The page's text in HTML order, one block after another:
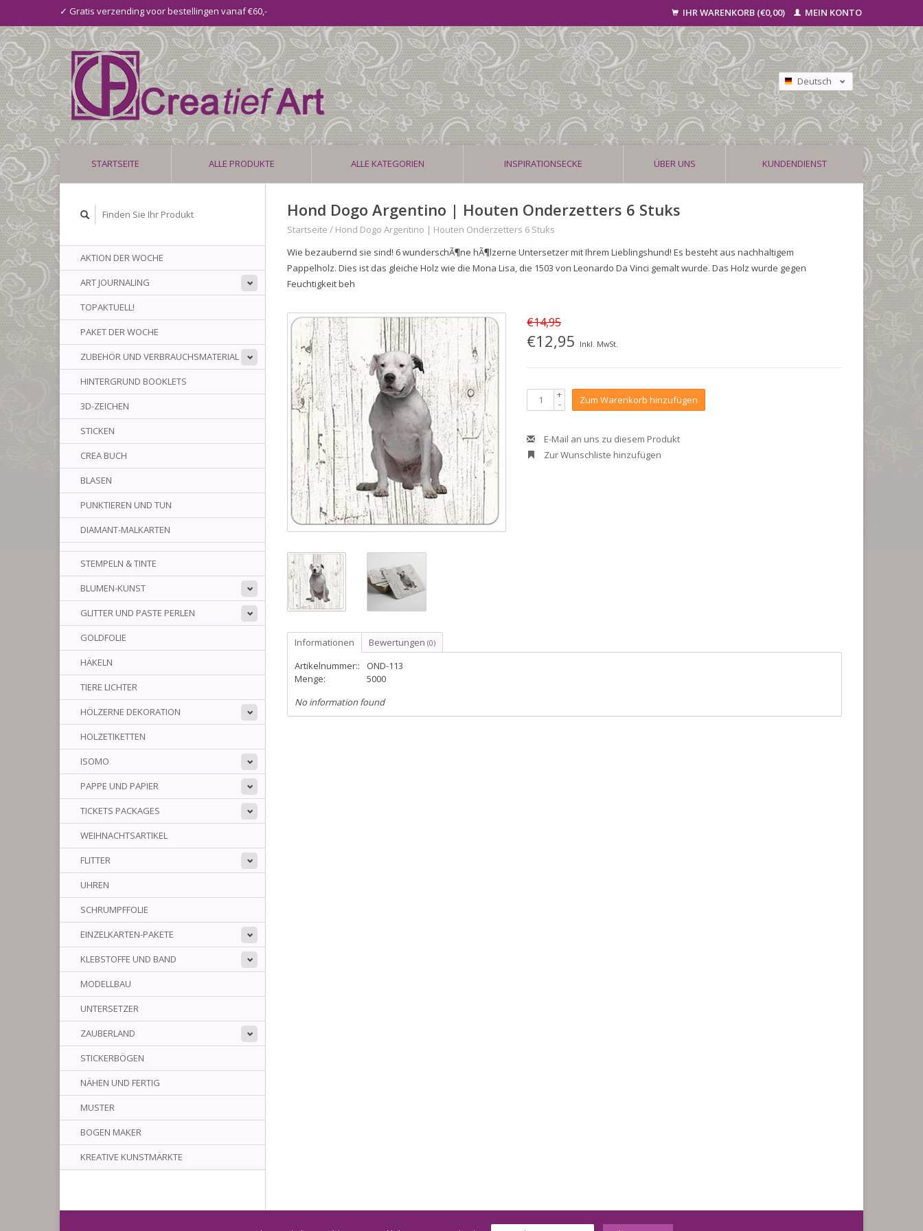
✓ Gratis verzending voor bestellingen vanaf €60,- IHR WARENKORB (€0,00) MEIN KONTO
Deutsch
Nederlands
Français
STARTSEITE ALLE PRODUKTE ALLE KATEGORIEN INSPIRATIONSECKE ÜBER UNS KUNDENDIENST
AKTION DER WOCHE
ART JOURNALING
TOPAKTUELL!
PAKET DER WOCHE
ZUBEHÖR UND VERBRAUCHSMATERIAL
HINTERGRUND BOOKLETS
3D-ZEICHEN
STICKEN
CREA BUCH
BLASEN
PUNKTIEREN UND TUN
DIAMANT-MALKARTEN
STEMPELN & TINTE
BLUMEN-KUNST
GLITTER UND PASTE PERLEN
GOLDFOLIE
HÄKELN
TIERE LICHTER
HÖLZERNE DEKORATION
HOLZETIKETTEN
ISOMO
PAPPE UND PAPIER
TICKETS PACKAGES
WEIHNACHTSARTIKEL
FLITTER
UHREN
SCHRUMPFFOLIE
EINZELKARTEN-PAKETE
KLEBSTOFFE UND BAND
MODELLBAU
UNTERSETZER
ZAUBERLAND
STICKERBÖGEN
NÄHEN UND FERTIG
MUSTER
BOGEN MAKER
KREATIVE KUNSTMÄRKTE
Hond Dogo Argentino | Houten Onderzetters 6 Stuks
Startseite / Hond Dogo Argentino | Houten Onderzetters 6 Stuks
Wie bezaubernd sie sind! 6 wunderschÃ¶ne hÃ¶lzerne Untersetzer mit Ihrem Lieblingshund! Es besteht aus nachhaltigem
Pappelholz. Dies ist das gleiche Holz wie die Mona Lisa, die 1503 von Leonardo Da Vinci gemalt wurde. Das Holz wurde gegen
Feuchtigkeit beh
€14,95
€12,95 Inkl. MwSt.
+
- Zum Warenkorb hinzufügen
E-Mail an uns zu diesem Produkt
Zur Wunschliste hinzufügen
Informationen Bewertungen (0)
Artikelnummer::
OND-113
Menge:
5000
No information found